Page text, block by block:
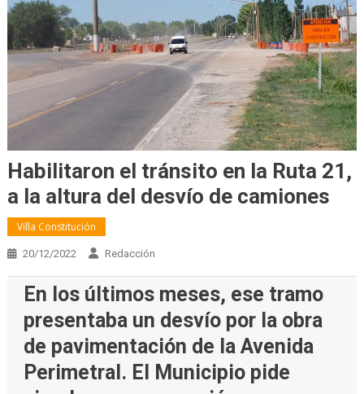
Habilitaron el tránsito en la Ruta 21,
a la altura del desvío de camiones
Villa Constitución
20/12/2022 Redacción
En los últimos meses, ese tramo
presentaba un desvío por la obra
de pavimentación de la Avenida
Perimetral. El Municipio pide